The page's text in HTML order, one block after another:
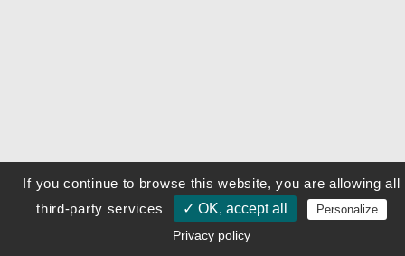
If you continue to browse this website, you are allowing all
third-party services
✓ OK, accept all Personalize
Privacy policy